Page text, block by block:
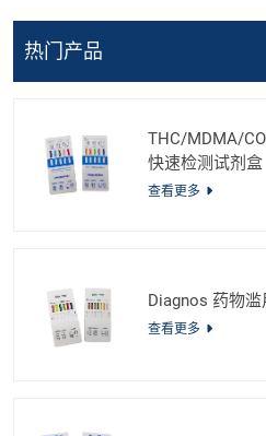
热门产品
THC/MDMA/
快速检测试剂盒
查看更多
Diagnos 药物
查看更多